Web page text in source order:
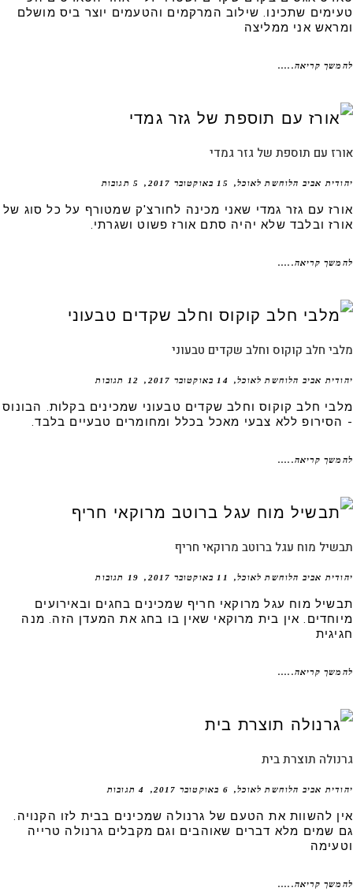
שתכינו. שילוב המרקמים והטעמים יוצר ביס מושלם
אני ממליצה
קריאה.....
עם תוספת של גזר גמדי
אביב הלוחשת לאוכל 15 באוקטובר 2017 5 תגובות
עם גזר גמדי שאני מכינה לחורצ'ק שמטורף על כל סוג של
ובלבד שלא יהיה סתם אורז פשוט ושגרתי.
קריאה.....
חלב קוקוס וחלב שקדים טבעוני
אביב הלוחשת לאוכל 14 באוקטובר 2017 12 תגובות
חלב קוקוס וחלב שקדים טבעוני שמכינים בקלות. הבונוס
ללא צבעי מאכל בכלל ומחומרים טבעיים בלבד.
קריאה.....
מוח עגל ברוטב מרוקאי חריף
אביב הלוחשת לאוכל 11 באוקטובר 2017 19 תגובות
מוח עגל מרוקאי חריף שמכינים בחגים ובאירועים
אין בית מרוקאי שאין בו בחג את המעדן הזה. מנה
קריאה.....
תוצרת בית
אביב הלוחשת לאוכל 6 באוקטובר 2017 4 תגובות
להשוות את הטעם של גרנולה שמכינים בבית לזו הקנויה.
שמים מלא דברים שאוהבים וגם מקבלים גרנולה טרייה
קריאה.....